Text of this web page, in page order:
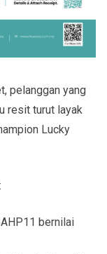
pelanggan yang
resit turut layak
Lucky
bernilai